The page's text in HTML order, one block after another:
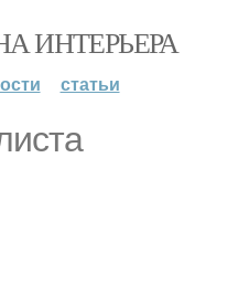
ИНТЕРЬЕРА
статьи